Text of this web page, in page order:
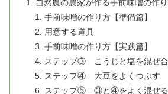
自然農の農家が作る手前味噌の作り
手前味噌の作り方【準備篇】
用意する道具
手前味噌の作り方【実践篇】
ステップ③ こうじと塩を混ぜ合
ステップ④ 大豆をよくつぶす
ステップ⑤ ③と④をよく混ぜる